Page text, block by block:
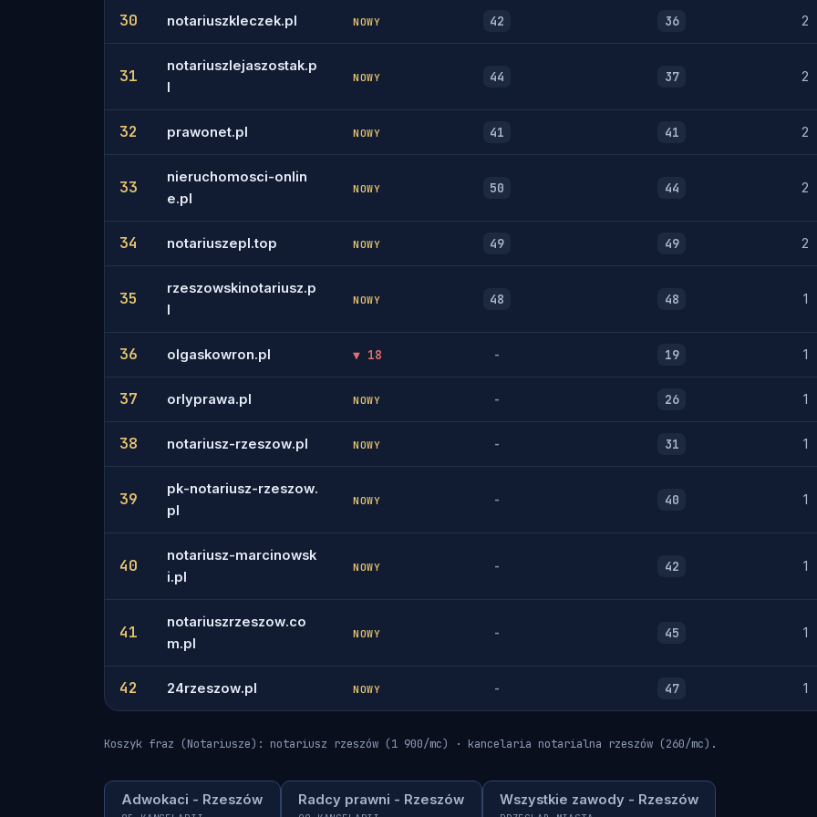
30 notariuszkleczek.pl NOWY 42 36 2
31
notariuszlejaszostak.p
l
NOWY 44 37 2
32 prawonet.pl NOWY 41 41 2
33
nieruchomosci-onlin
e.pl
NOWY 50 44 2
34 notariuszepl.top NOWY 49 49 2
35
rzeszowskinotariusz.p
l
NOWY 48 48 1
36 olgaskowron.pl ▼ 18 - 19 1
37 orlyprawa.pl NOWY - 26 1
38 notariusz-rzeszow.pl NOWY - 31 1
39
pk-notariusz-rzeszow.
pl
NOWY - 40 1
40
notariusz-marcinowsk
i.pl
NOWY - 42 1
41
notariuszrzeszow.co
m.pl
NOWY - 45 1
42 24rzeszow.pl NOWY - 47 1
Koszyk fraz (Notariusze): notariusz rzeszów (1 900/mc) · kancelaria notarialna rzeszów (260/mc).
Adwokaci - Rzeszów Radcy prawni - Rzeszów Wszystkie zawody - Rzeszów